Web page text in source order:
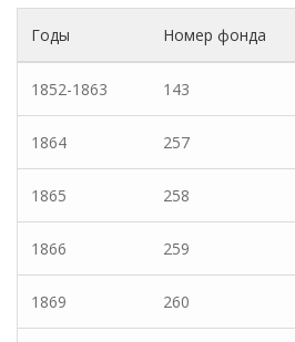
Годы Номер фонда
1852-1863 143
1864 257
1865 258
1866 259
1869 260